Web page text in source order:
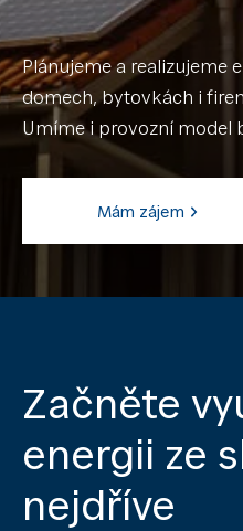
Plánujeme a realizujeme
domech, bytovkách i
Umíme i provozní model
Mám zájem
Začněte
energii ze
nejdříve